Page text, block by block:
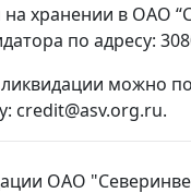
хранении в ОАО
по адресу:
можно
credit@asv.org.ru.
ОАО